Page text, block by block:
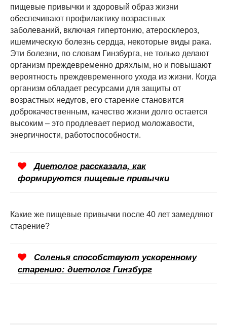
пищевые привычки и здоровый образ жизни
обеспечивают профилактику возрастных
заболеваний, включая гипертонию, атеросклероз,
ишемическую болезнь сердца, некоторые виды рака.
Эти болезни, по словам Гинзбурга, не только делают
организм преждевременно дряхлым, но и повышают
вероятность преждевременного ухода из жизни. Когда
организм обладает ресурсами для защиты от
возрастных недугов, его старение становится
доброкачественным, качество жизни долго остается
высоким – это продлевает период моложавости,
энергичности, работоспособности.
Диетолог рассказала, как
формируются пищевые привычки
Какие же пищевые привычки после 40 лет замедляют
старение?
Соленья способствуют ускоренному
старению: диетолог Гинзбург